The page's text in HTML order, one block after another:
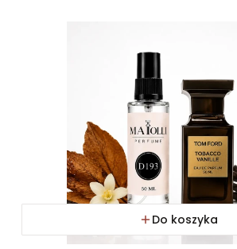
Do koszyka